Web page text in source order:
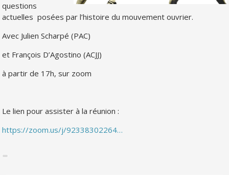
questions
actuelles posées par l’histoire du mouvement ouvrier.
Avec Julien Scharpé (PAC)
et François D’Agostino (ACJJ)
à partir de 17h, sur zoom
Le lien pour assister à la réunion :
https://zoom.us/j/92338302264…